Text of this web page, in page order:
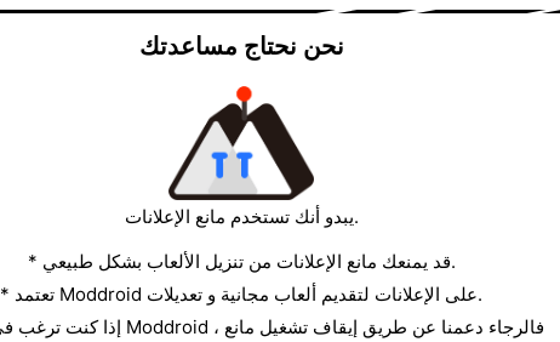
Bikemap
GPS Emulator
3.29
Unlocked
نحن نحتاج مساعدتك
يبدو أنك تستخدم مانع الإعلانات.
* قد يمنعك مانع الإعلانات من تنزيل الألعاب بشكل طبيعي.
* تعتمد Moddroid على الإعلانات لتقديم ألعاب مجانية و تعديلات.